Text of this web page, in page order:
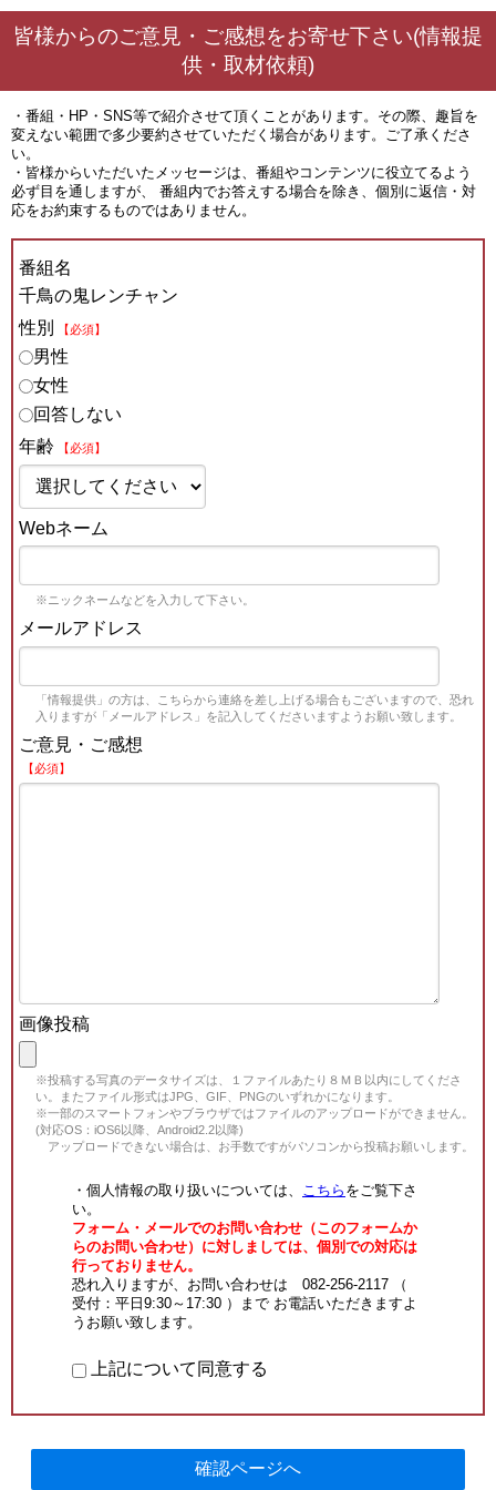
皆様からのご意見・ご感想をお寄せ下さい(情報提
供・取材依頼)
・番組・HP・SNS等で紹介させて頂くことがあります。その際、趣旨を
変えない範囲で多少要約させていただく場合があります。ご了承くださ
い。
・皆様からいただいたメッセージは、番組やコンテンツに役立てるよう
必ず目を通しますが、 番組内でお答えする場合を除き、個別に返信・対
応をお約束するものではありません。
番組名
千鳥の鬼レンチャン
性別
【必須】
男性
女性
回答しない
年齢
【必須】
Webネーム
※ニックネームなどを入力して下さい。
メールアドレス
「情報提供」の方は、こちらから連絡を差し上げる場合もございますので、恐れ
入りますが「メールアドレス」を記入してくださいますようお願い致します。
ご意見・ご感想
【必須】
画像投稿
※投稿する写真のデータサイズは、１ファイルあたり８ＭＢ以内にしてくださ
い。またファイル形式はJPG、GIF、PNGのいずれかになります。
※一部のスマートフォンやブラウザではファイルのアップロードができません。
(対応OS：iOS6以降、Android2.2以降)
アップロードできない場合は、お手数ですがパソコンから投稿お願いします。
・個人情報の取り扱いについては、 こちら をご覧下さ
い。
フォーム・メールでのお問い合わせ（このフォームか
らのお問い合わせ）に対しましては、個別での対応は
行っておりません。
恐れ入りますが、お問い合わせは 082-256-2117 （
受付：平日9:30～17:30 ）まで お電話いただきますよ
うお願い致します。
上記について同意する
確認ページへ